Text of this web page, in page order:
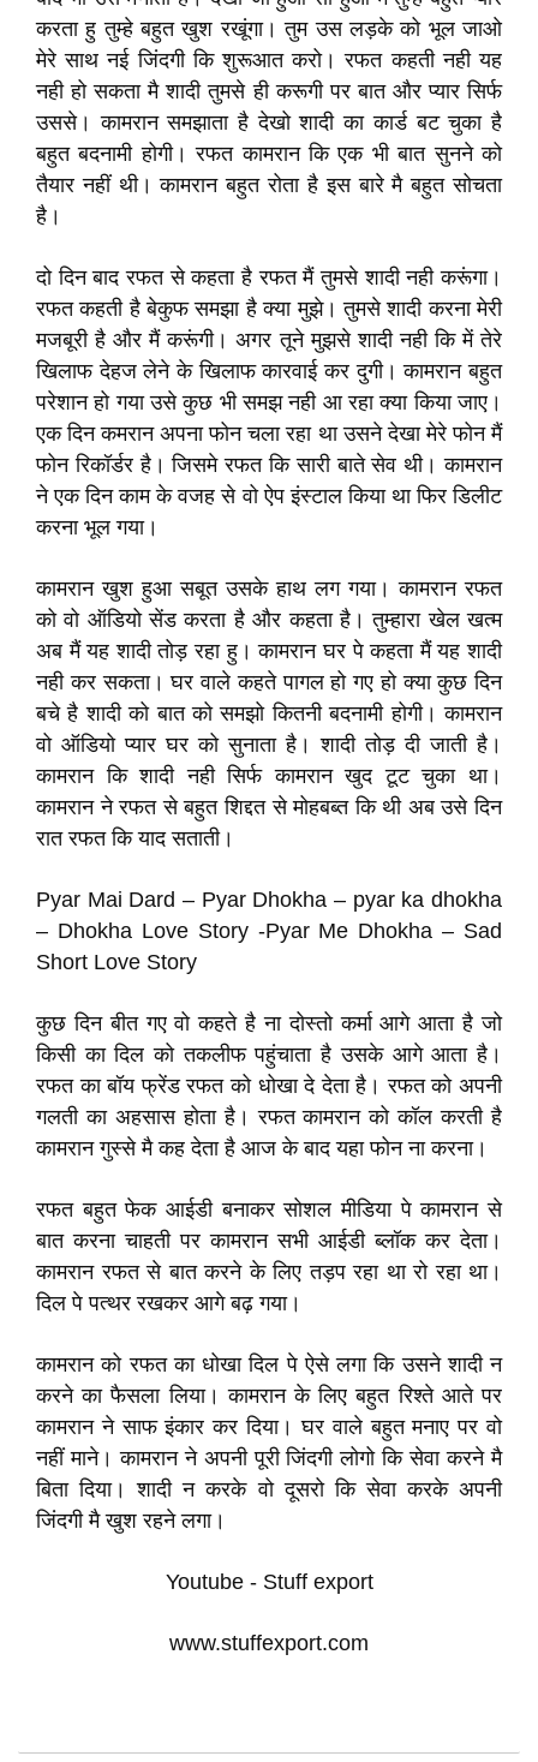
करता हु तुम्हे बहुत खुश रखूंगा। तुम उस लड़के को भूल जाओ
मेरे साथ नई जिंदगी कि शुरूआत करो। रफत कहती नही यह
नही हो सकता मै शादी तुमसे ही करूगी पर बात और प्यार सिर्फ
उससे। कामरान समझाता है देखो शादी का कार्ड बट चुका है
बहुत बदनामी होगी। रफत कामरान कि एक भी बात सुनने को
तैयार नहीं थी। कामरान बहुत रोता है इस बारे मै बहुत सोचता
है।
दो दिन बाद रफत से कहता है रफत मैं तुमसे शादी नही करूंगा।
रफत कहती है बेकुफ समझा है क्या मुझे। तुमसे शादी करना मेरी
मजबूरी है और मैं करूंगी। अगर तूने मुझसे शादी नही कि में तेरे
खिलाफ देहज लेने के खिलाफ कारवाई कर दुगी। कामरान बहुत
परेशान हो गया उसे कुछ भी समझ नही आ रहा क्या किया जाए।
एक दिन कमरान अपना फोन चला रहा था उसने देखा मेरे फोन मैं
फोन रिकॉर्डर है। जिसमे रफत कि सारी बाते सेव थी। कामरान
ने एक दिन काम के वजह से वो ऐप इंस्टाल किया था फिर डिलीट
करना भूल गया।
कामरान खुश हुआ सबूत उसके हाथ लग गया। कामरान रफत
को वो ऑडियो सेंड करता है और कहता है। तुम्हारा खेल खत्म
अब मैं यह शादी तोड़ रहा हु। कामरान घर पे कहता मैं यह शादी
नही कर सकता। घर वाले कहते पागल हो गए हो क्या कुछ दिन
बचे है शादी को बात को समझो कितनी बदनामी होगी। कामरान
वो ऑडियो प्यार घर को सुनाता है। शादी तोड़ दी जाती है।
कामरान कि शादी नही सिर्फ कामरान खुद टूट चुका था।
कामरान ने रफत से बहुत शिद्दत से मोहबब्त कि थी अब उसे दिन
रात रफत कि याद सताती।
Pyar Mai Dard – Pyar Dhokha – pyar ka dhokha
– Dhokha Love Story -Pyar Me Dhokha – Sad
Short Love Story
कुछ दिन बीत गए वो कहते है ना दोस्तो कर्मा आगे आता है जो
किसी का दिल को तकलीफ पहुंचाता है उसके आगे आता है।
रफत का बॉय फ्रेंड रफत को धोखा दे देता है। रफत को अपनी
गलती का अहसास होता है। रफत कामरान को कॉल करती है
कामरान गुस्से मै कह देता है आज के बाद यहा फोन ना करना।
रफत बहुत फेक आईडी बनाकर सोशल मीडिया पे कामरान से
बात करना चाहती पर कामरान सभी आईडी ब्लॉक कर देता।
कामरान रफत से बात करने के लिए तड़प रहा था रो रहा था।
दिल पे पत्थर रखकर आगे बढ़ गया।
कामरान को रफत का धोखा दिल पे ऐसे लगा कि उसने शादी न
करने का फैसला लिया। कामरान के लिए बहुत रिश्ते आते पर
कामरान ने साफ इंकार कर दिया। घर वाले बहुत मनाए पर वो
नहीं माने। कामरान ने अपनी पूरी जिंदगी लोगो कि सेवा करने मै
बिता दिया। शादी न करके वो दूसरो कि सेवा करके अपनी
जिंदगी मै खुश रहने लगा।
Youtube - Stuff export
www.stuffexport.com